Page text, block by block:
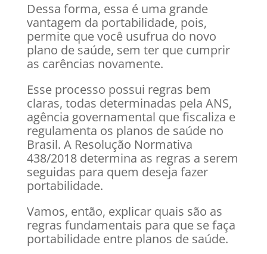
Dessa forma, essa é uma grande
vantagem da portabilidade, pois,
permite que você usufrua do novo
plano de saúde, sem ter que cumprir
as carências novamente.
Esse processo possui regras bem
claras, todas determinadas pela ANS,
agência governamental que fiscaliza e
regulamenta os planos de saúde no
Brasil. A Resolução Normativa
438/2018 determina as regras a serem
seguidas para quem deseja fazer
portabilidade.
Vamos, então, explicar quais são as
regras fundamentais para que se faça
portabilidade entre planos de saúde.